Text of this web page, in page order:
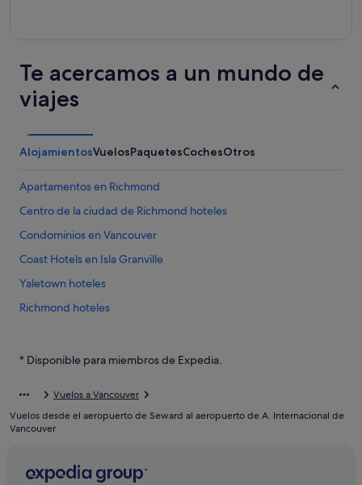
Te acercamos a un mundo de
viajes
AlojamientosVuelosPaquetesCochesOtros
Apartamentos en Richmond
Centro de la ciudad de Richmond hoteles
Condominios en Vancouver
Coast Hotels en Isla Granville
Yaletown hoteles
Richmond hoteles
Nh Hotels en Vancouver
Metrotown hoteles
Hastings-Sunrise hoteles
Apartamentos en Vancouver
* Disponible para miembros de Expedia.
Vuelos a Vancouver
Vuelos desde el aeropuerto de Seward al aeropuerto de A. Internacional de
Vancouver